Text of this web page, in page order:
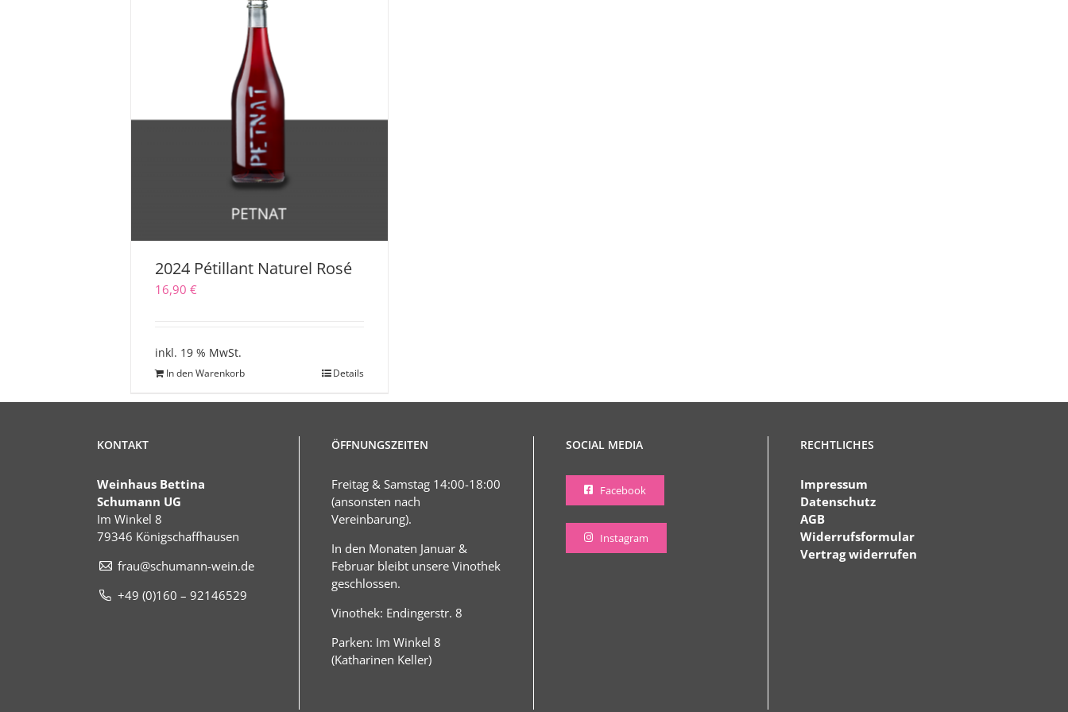
2024 Pétillant Naturel Rosé
16,90€
inkl. 19 % MwSt.
In den Warenkorb Details
KONTAKT
Weinhaus Bettina
Schumann UG
Im Winkel 8
79346 Königschaffhausen
frau@schumann-wein.de
+49 (0)160 – 92146529
ÖFFNUNGSZEITEN
Freitag & Samstag 14:00-18:00
(ansonsten nach
Vereinbarung).
In den Monaten Januar &
Februar bleibt unsere Vinothek
geschlossen.
Vinothek: Endingerstr. 8
Parken: Im Winkel 8
(Katharinen Keller)
SOCIAL MEDIA
Facebook
Instagram
RECHTLICHES
Impressum
Datenschutz
AGB
Widerrufsformular
Vertrag widerrufen